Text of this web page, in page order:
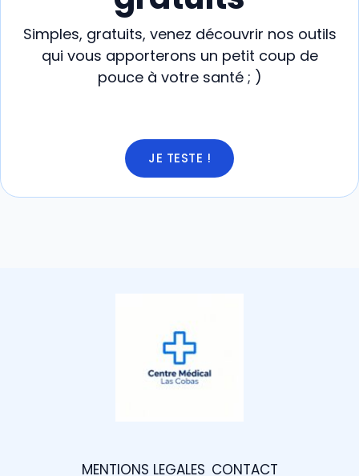
Simples, gratuits, venez découvrir nos outils
qui vous apporterons un petit coup de
pouce à votre santé ; )
JE TESTE !
MENTIONS LEGALES CONTACT